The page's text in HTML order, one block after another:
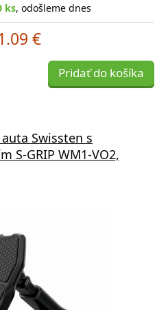
ks, odošleme dnes
€
Pridať do košíka
Swissten s
S-GRIP WM1-VO2,